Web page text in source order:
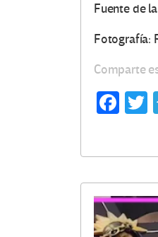
Fuente de
Fotografía:
Comparte
Fa
o
k
T